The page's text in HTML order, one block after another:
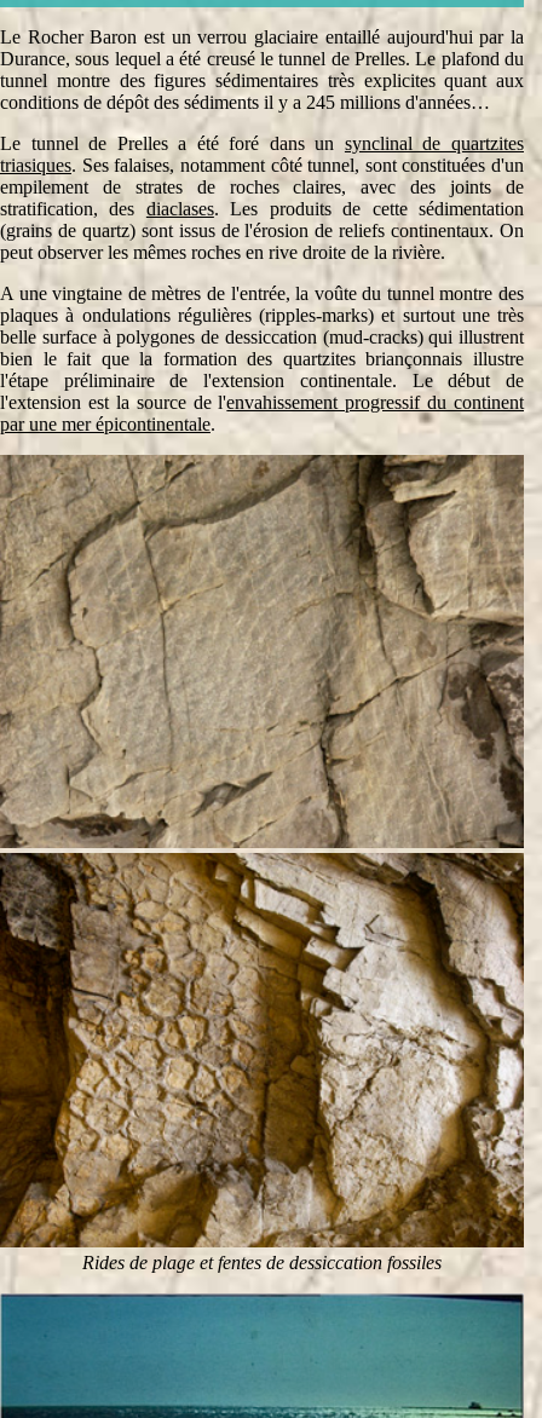
Le Rocher Baron est un verrou glaciaire entaillé aujourd'hui par la
Durance, sous lequel a été creusé le tunnel de Prelles. Le plafond du
tunnel montre des figures sédimentaires très explicites quant aux
conditions de dépôt des sédiments il y a 245 millions d'années…
Le tunnel de Prelles a été foré dans un synclinal de quartzites
triasiques. Ses falaises, notamment côté tunnel, sont constituées d'un
empilement de strates de roches claires, avec des joints de
stratification, des diaclases. Les produits de cette sédimentation
(grains de quartz) sont issus de l'érosion de reliefs continentaux. On
peut observer les mêmes roches en rive droite de la rivière.
A une vingtaine de mètres de l'entrée, la voûte du tunnel montre des
plaques à ondulations régulières (ripples-marks) et surtout une très
belle surface à polygones de dessiccation (mud-cracks) qui illustrent
bien le fait que la formation des quartzites briançonnais illustre
l'étape préliminaire de l'extension continentale. Le début de
l'extension est la source de l'envahissement progressif du continent
par une mer épicontinentale.
Rides de plage et fentes de dessiccation fossiles